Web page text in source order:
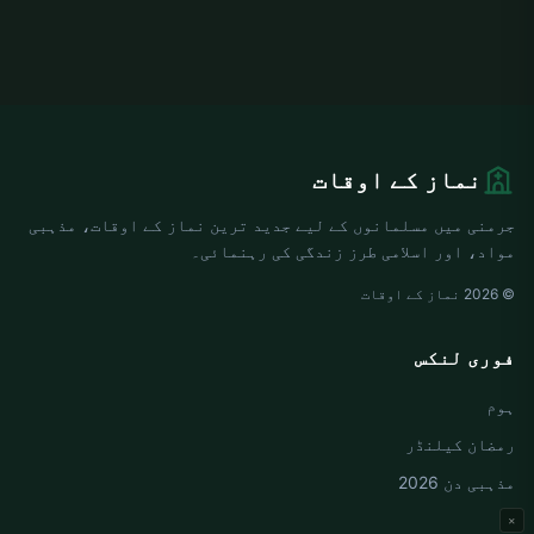
×
نماز کے اوقات
جرمنی میں مسلمانوں کے لیے جدید ترین نماز کے اوقات، مذہبی
مواد، اور اسلامی طرز زندگی کی رہنمائی۔
© 2026 نماز کے اوقات
فوری لنکس
ہوم
رمضان کیلنڈر
مذہبی دن 2026